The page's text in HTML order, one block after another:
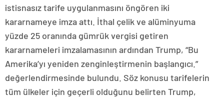
istisnasız tarife uygulanmasını öngören iki
kararnameye imza attı. İthal çelik ve alüminyuma
yüzde 25 oranında gümrük vergisi getiren
kararnameleri imzalamasının ardından Trump, “Bu
Amerika’yı yeniden zenginleştirmenin başlangıcı.”
değerlendirmesinde bulundu. Söz konusu tarifelerin
tüm ülkeler için geçerli olduğunu belirten Trump,